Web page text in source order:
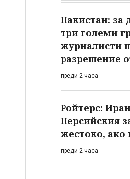
Пакистан: за
три големи
журналисти
разрешение
преди 2 часа
Ройтерс:
Персийския
жестоко, ако
преди 2 часа